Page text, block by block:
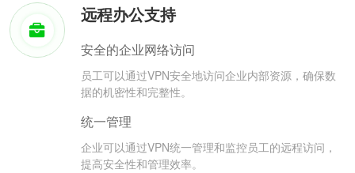
远程办公支持
安全的企业网络访问
员工可以通过VPN安全地访问企业内部资源，确保数
据的机密性和完整性。
统一管理
企业可以通过VPN统一管理和监控员工的远程访问，
提高安全性和管理效率。